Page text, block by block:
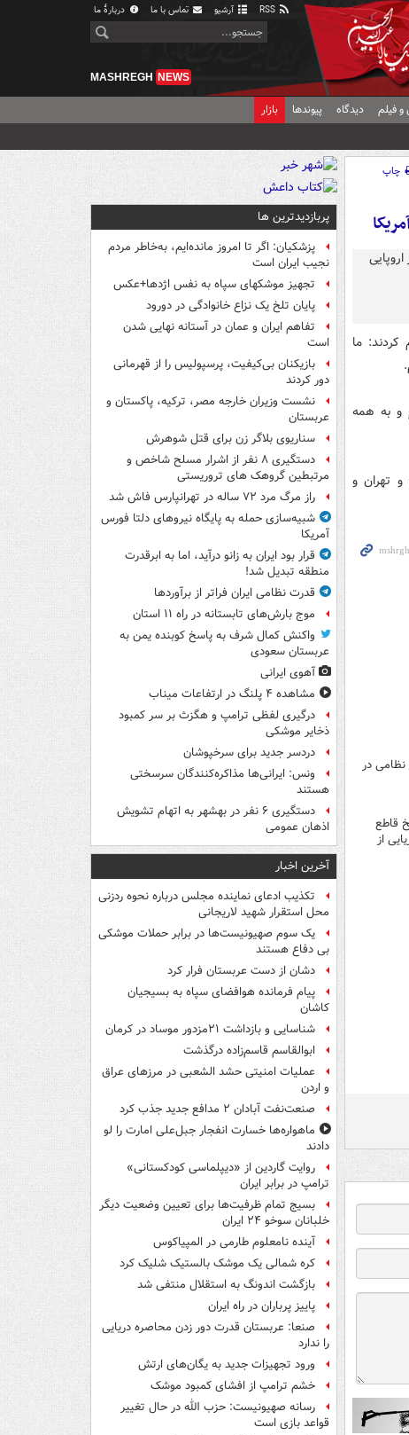
آرشیو تماس با ما دربارهٔ ما
MASHREGH NEWS
فیلم دیدگاه پیوندها بازار
چاپ
کردند: ما
و به همه
و تهران و
نظامی در
قاطع
از
پربازدیدترین ها
پزشکیان: اگر تا امروز مانده‌ایم، به‌خاطر مردم
نجیب ایران است
تجهیز موشکهای سپاه به نفس اژدها+عکس
پایان تلخ یک نزاع خانوادگی در دورود
تفاهم ایران و عمان در آستانه نهایی شدن
است
بازیکنان بی‌کیفیت، پرسپولیس را از قهرمانی
دور کردند
نشست وزیران خارجه مصر، ترکیه، پاکستان و
عربستان
سناریوی بلاگر زن برای قتل شوهرش
دستگیری ۸ نفر از اشرار مسلح شاخص و
مرتبطین گروهک های تروریستی
راز مرگ مرد ۷۲ ساله در تهرانپارس فاش شد
شبیه‌سازی حمله به پایگاه نیروهای دلتا فورس
آمریکا
قرار بود ایران به زانو درآید، اما به ابرقدرت
منطقه تبدیل شد!
قدرت نظامی ایران فراتر از برآوردها
موج بارش‌های تابستانه در راه ۱۱ استان
واکنش کمال شرف به پاسخ کوبنده یمن به
عربستان سعودی
آهوی ایرانی
مشاهده ۴ پلنگ در ارتفاعات میناب
درگیری لفظی ترامپ و هگزث بر سر کمبود
ذخایر موشکی
دردسر جدید برای سرخپوشان
ونس: ایرانی‌ها مذاکره‌کنندگان سرسختی
هستند
دستگیری ۶ نفر در بهشهر به اتهام تشویش
اذهان عمومی
آخرین اخبار
تکذیب ادعای نماینده مجلس درباره نحوه ردزنی
محل استقرار شهید لاریجانی
یک‌ سوم صهیونیست‌ها در برابر حملات موشکی
بی دفاع هستند
دشان از دست عربستان فرار کرد
پیام فرمانده هوافضای سپاه به بسیجیان
کاشان
شناسایی و بازداشت ۲۱مزدور موساد در کرمان
ابوالقاسم قاسم‌زاده درگذشت
عملیات امنیتی حشد الشعبی در مرزهای عراق
و اردن
صنعت‌نفت آبادان ۲ مدافع جدید جذب کرد
ماهواره‌ها خسارت انفجار جبل‌علی امارت را لو
دادند
روایت گاردین از «دیپلماسی کودکستانی»
ترامپ در برابر ایران
بسیج تمام ظرفیت‌ها برای تعیین وضعیت دیگر
خلبانان سوخو ۲۴ ایران
آینده نامعلوم طارمی در المپیاکوس
کره شمالی یک موشک بالستیک شلیک کرد
بازگشت اندونگ به استقلال منتفی شد
پاییز پرباران در راه ایران
صنعا: عربستان قدرت دور زدن محاصره دریایی
را ندارد
ورود تجهیزات جدید به یگان‌های ارتش
خشم ترامپ از افشای کمبود موشک
رسانه صهیونیست: حزب الله در حال تغییر
قواعد بازی است